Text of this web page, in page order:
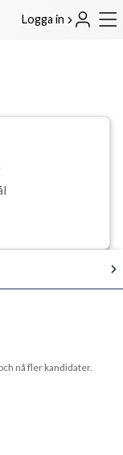
Logga in
nå fler kandidater.